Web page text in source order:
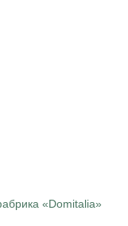
«Domitalia»